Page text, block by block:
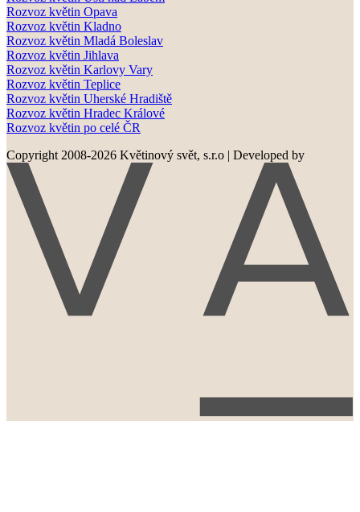
Rozvoz květin Opava
Rozvoz květin Kladno
Rozvoz květin Mladá Boleslav
Rozvoz květin Jihlava
Rozvoz květin Karlovy Vary
Rozvoz květin Teplice
Rozvoz květin Uherské Hradiště
Rozvoz květin Hradec Králové
Rozvoz květin po celé ČR
Copyright 2008-2026 Květinový svět, s.r.o | Developed by